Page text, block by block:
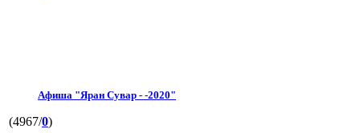
Афиша "Яран Сувар - -2020"
(4967/0)